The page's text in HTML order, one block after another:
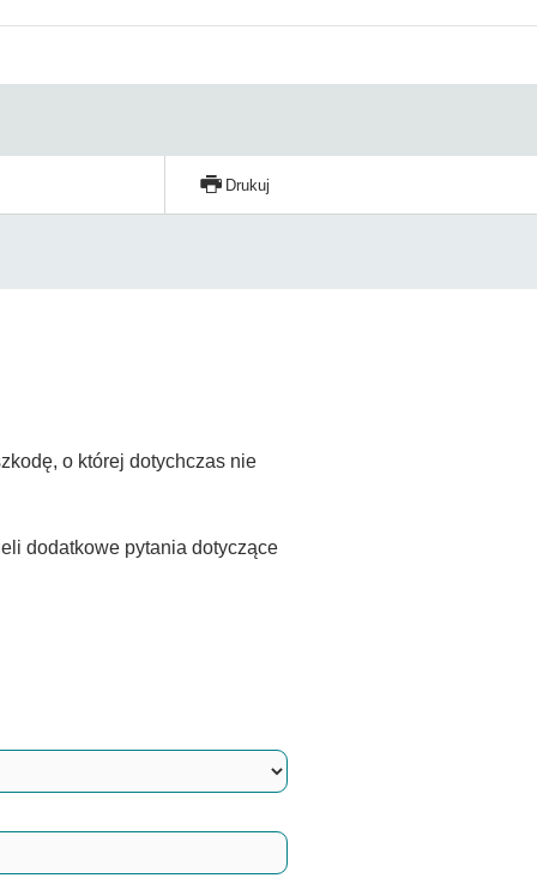
Drukuj
o której dotychczas nie
dodatkowe pytania dotyczące